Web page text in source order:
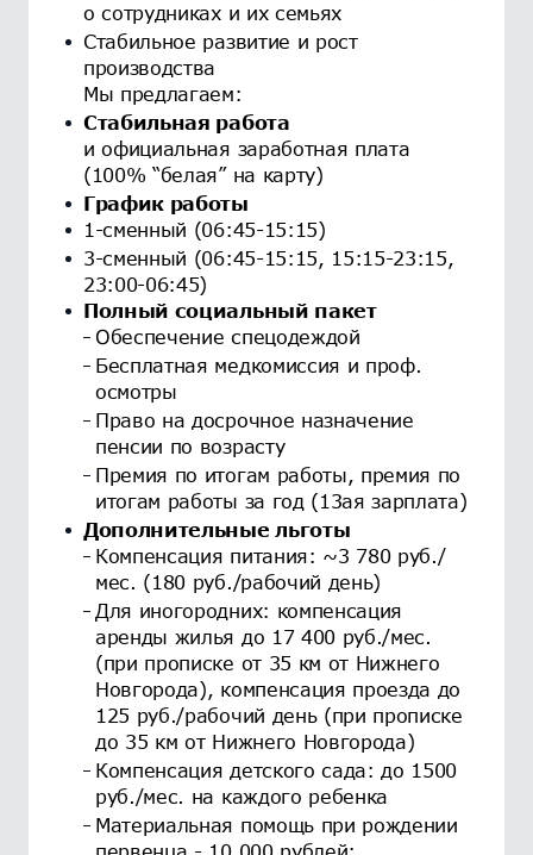
о сотрудниках и их семьях
Стабильное развитие и рост
производства
Мы предлагаем:
Стабильная работа
и официальная заработная плата
(100% “белая” на карту)
График работы
1-сменный (06:45-15:15)
3-сменный (06:45-15:15, 15:15-23:15,
23:00-06:45)
Полный социальный пакет
Обеспечение спецодеждой
Бесплатная медкомиссия и проф.
осмотры
Право на досрочное назначение
пенсии по возрасту
Премия по итогам работы, премия по
итогам работы за год (13ая зарплата)
Дополнительные льготы
Компенсация питания: ~3 780 руб./
мес. (180 руб./рабочий день)
Для иногородних: компенсация
аренды жилья до 17 400 руб./мес.
(при прописке от 35 км от Нижнего
Новгорода), компенсация проезда до
125 руб./рабочий день (при прописке
до 35 км от Нижнего Новгорода)
Компенсация детского сада: до 1500
руб./мес. на каждого ребенка
Материальная помощь при рождении